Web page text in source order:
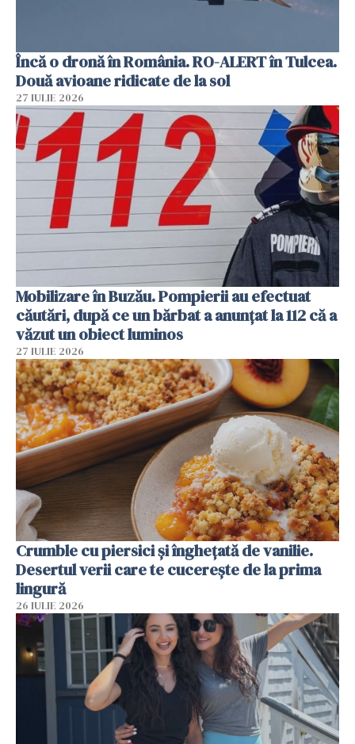
Încă o dronă în România. RO-ALERT în Tulcea.
Două avioane ridicate de la sol
27 IULIE 2026
Mobilizare în Buzău. Pompierii au efectuat
căutări, după ce un bărbat a anunțat la 112 că a
văzut un obiect luminos
27 IULIE 2026
Crumble cu piersici și înghețată de vanilie.
Desertul verii care te cucerește de la prima
lingură
26 IULIE 2026